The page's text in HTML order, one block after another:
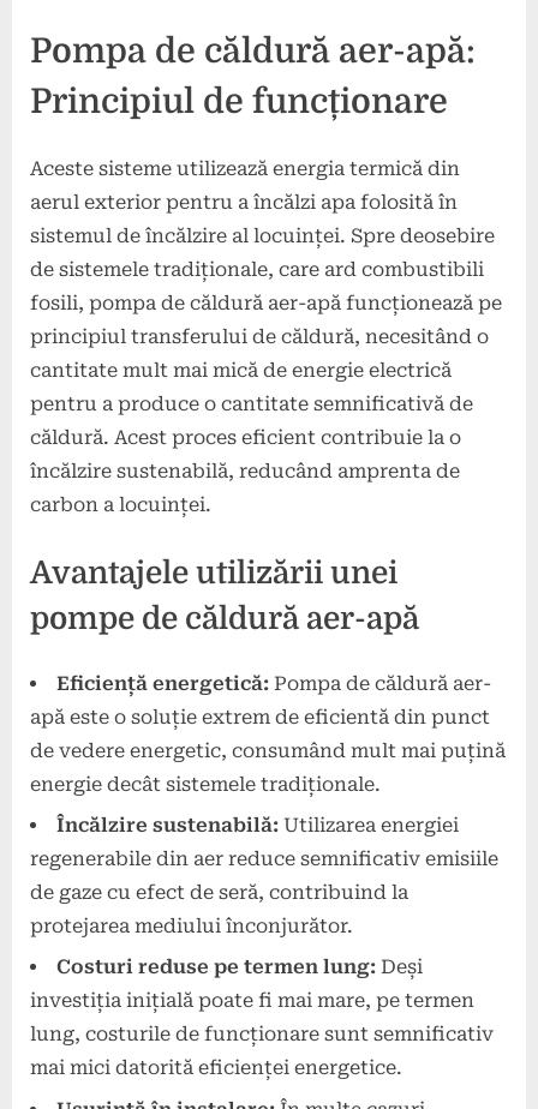
Pompa de căldură aer-apă:
Principiul de funcționare
Aceste sisteme utilizează energia termică din
aerul exterior pentru a încălzi apa folosită în
sistemul de încălzire al locuinței. Spre deosebire
de sistemele tradiționale, care ard combustibili
fosili, pompa de căldură aer-apă funcționează pe
principiul transferului de căldură, necesitând o
cantitate mult mai mică de energie electrică
pentru a produce o cantitate semnificativă de
căldură. Acest proces eficient contribuie la o
încălzire sustenabilă, reducând amprenta de
carbon a locuinței.
Avantajele utilizării unei
pompe de căldură aer-apă
Eficiență energetică: Pompa de căldură aer-
apă este o soluție extrem de eficientă din punct
de vedere energetic, consumând mult mai puțină
energie decât sistemele tradiționale.
Încălzire sustenabilă: Utilizarea energiei
regenerabile din aer reduce semnificativ emisiile
de gaze cu efect de seră, contribuind la
protejarea mediului înconjurător.
Costuri reduse pe termen lung: Deși
investiția inițială poate fi mai mare, pe termen
lung, costurile de funcționare sunt semnificativ
mai mici datorită eficienței energetice.